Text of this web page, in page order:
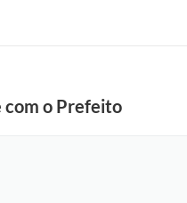
com o Prefeito